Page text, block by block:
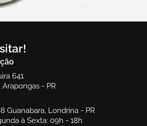
641
- PR
Guanabara, Londrina - PR
à Sexta: 09h - 18h